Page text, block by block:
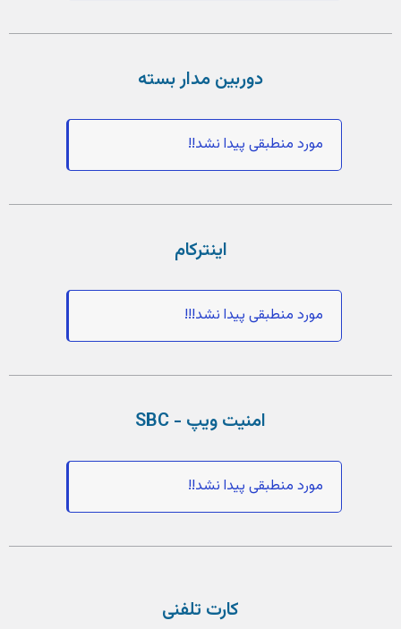
دوربین مدار بسته
مورد منطبقی پیدا نشد!!
اینترکام
مورد منطبقی پیدا نشد!!!
امنیت ویپ - SBC
مورد منطبقی پیدا نشد!!
کارت تلفنی